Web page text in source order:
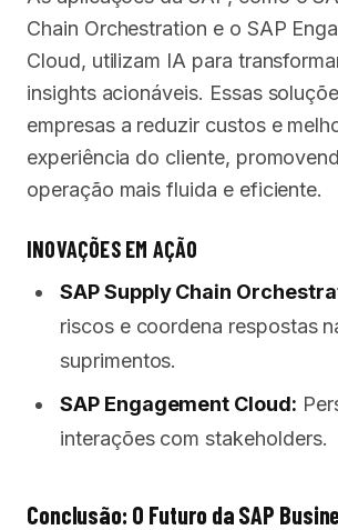
Chain Orchestration e o SAP
Cloud, utilizam IA para
insights acionáveis. Essas
empresas a reduzir custos e
experiência do cliente,
operação mais fluida e eficiente.
INOVAÇÕES EM AÇÃO
SAP Supply Chain
riscos e coordena respostas
suprimentos.
SAP Engagement Cloud:
interações com stakeholders.
Conclusão: O Futuro da SAP